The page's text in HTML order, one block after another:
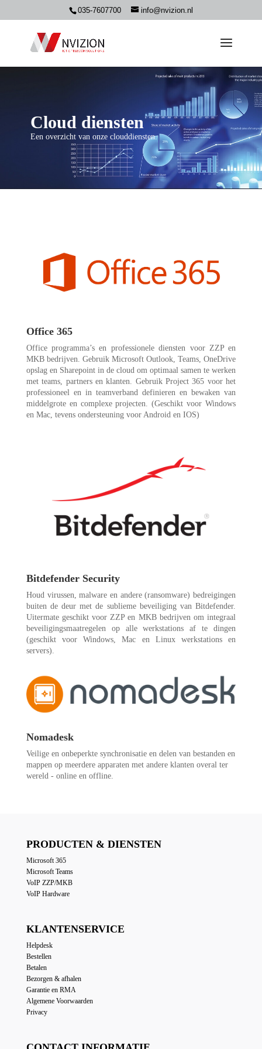
035-7607700 info@nvizion.nl
Cloud diensten
Een overzicht van onze clouddiensten.
Office 365
Office programma’s en professionele diensten voor ZZP en
MKB bedrijven. Gebruik Microsoft Outlook, Teams, OneDrive
opslag en Sharepoint in de cloud om optimaal samen te werken
met teams, partners en klanten. Gebruik Project 365 voor het
professioneel en in teamverband definieren en bewaken van
middelgrote en complexe projecten. (Geschikt voor Windows
en Mac, tevens ondersteuning voor Android en IOS)
Bitdefender Security
Houd virussen, malware en andere (ransomware) bedreigingen
buiten de deur met de sublieme beveiliging van Bitdefender.
Uitermate geschikt voor ZZP en MKB bedrijven om integraal
beveiligingsmaatregelen op alle werkstations af te dingen
(geschikt voor Windows, Mac en Linux werkstations en
servers).
Nomadesk
Veilige en onbeperkte synchronisatie en delen van bestanden en
mappen op meerdere apparaten met andere klanten overal ter
wereld - online en offline.
PRODUCTEN & DIENSTEN
Microsoft 365
Microsoft Teams
VoIP ZZP/MKB
VoIP Hardware
KLANTENSERVICE
Helpdesk
Bestellen
Betalen
Bezorgen & afhalen
Garantie en RMA
Algemene Voorwaarden
Privacy